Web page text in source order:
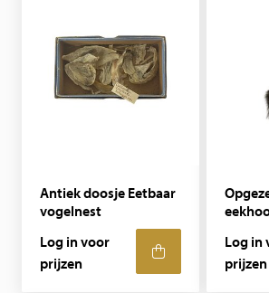
Antiek doosje Eetbaar
vogelnest
Log in voor
prijzen
Log in
prijzen